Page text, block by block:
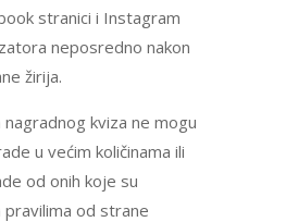
stranici i Instagram
neposredno nakon
žirija.
nagradnog kviza ne mogu
u većim količinama ili
od onih koje su
od strane